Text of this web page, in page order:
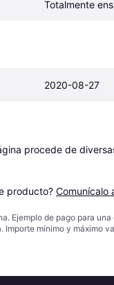
Totalmente
2020-08-27
procede de
producto? Comunícalo
Ejemplo de pago para
Importe mínimo y máximo